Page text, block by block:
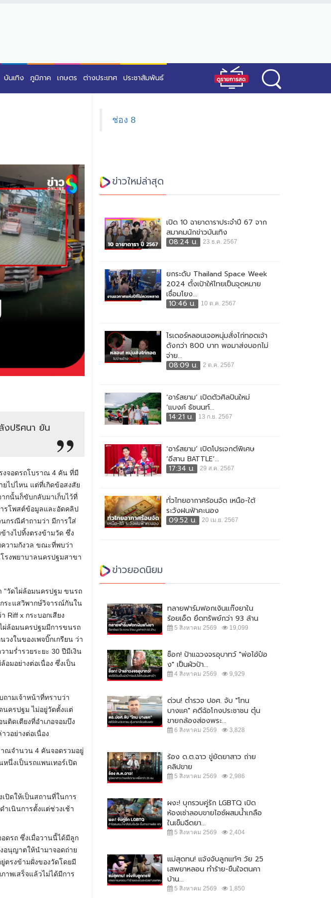
บันเทิง ภูมิภาค เกษตร ต่างประเทศ ประชาสัมพันธ์
งปริศนา ยัน
งจอดรถโบราณ 4 คัน ที่มี
ไปไหน แต่ที่เกิดข้อสงสัย
กนั้นก็ขับกลับมาเก็บไว้ที่
รโพสต์ข้อมูลและอัดคลิป
กรณีคำถามว่า มีการใส่
างไปทิ้งตรงข้ามวัด ซึ่ง
วามกังวล ขณะที่พบว่า
รงพยาบาลนครปฐมสาขา
"วัดไผ่ล้อมนครปฐม ขนรถ
ระแสวิพากษ์วิจารณ์กันใน
Riff x กระบอกเสียง
ผ่ล้อมนครปฐมมีการขนรถ
งในของเพจบิ๊กเกรียน ว่า
มร่ำรวยระยะ 30 ปีมีเงิน
มอย่างต่อเนื่อง ซึ่งเป็น
ามเจ้าหน้าที่ทราบว่า
นครปฐม ไม่อยู่วัดตั้งแต่
ติดเตียงที่อำเภอจอมบึง
วอย่างต่อเนื่อง
ณจำนวน 4 คันจอดรวมอยู่
นึ่งเป็นรถแพนเทอร์เปิด
ปิดให้เป็นสถานที่ในการ
ำเนินการตั้งแต่ช่วงเช้า
ดรถ ซึ่งเมื่อวานนี้ได้มีลูก
อนุญาตให้นำมาจอดถ่าย
ตรงข้ามฝั่งของวัดโดยมี
าพเสร็จแล้วไม่ได้มีการ
ช่อง 8
ข่าวใหม่ล่าสุด
เปิด 10 ฉายาดาราประจำปี 67 จาก
สมาคมนักข่าวบันเทิง
08:24 น.
23 ธ.ค. 2567
ยกระดับ Thailand Space Week
2024 ตั้งเป้าให้ไทยเป็นจุดหมาย
เชื่อมโยง...
10:46 น.
10 ต.ค. 2567
ไรเดอร์หลอนเจอหนุ่มสั่งไก่ทอดเจ้า
ดังกว่า 800 บาท พอมาส่งบอกไม่
จ่าย...
08:09 น.
2 ต.ค. 2567
‘อาร์สยาม’ เปิดตัวศิลปินใหม่
‘แบงค์ ธัชนนท์...
14:21 น.
13 ก.ย. 2567
‘อาร์สยาม’ เปิดโปรเจกต์พิเศษ
‘อีสาน BATTLE’...
17:34 น.
29 ส.ค. 2567
ทั่วไทยอากาศร้อนจัด เหนือ-ใต้
ระวังฝนฟ้าคะนอง
09:52 น.
20 เม.ย. 2567
ข่าวยอดนิยม
ทลายฟาร์มฟอกเงินแก๊งยาใน
ร้อยเอ็ด ยึดทรัพย์กว่า 93 ล้าน
5 สิงหาคม 2569 19,099
ช็อก! ป้าแฉวงจรอุบาทว์ "พ่อไอ้ป๋อ
ง" เป็นผัวป้า...
4 สิงหาคม 2569 9,929
ด่วน! ตำรวจ ปอศ. จับ "โทน
บางแค" คดีฉ้อโกงประชาชน ตุ๋น
ขายกล้องส่องพระ...
6 สิงหาคม 2569 3,828
ร้อง ด.ต.ฉาว ขู่ยัดยาสาว ถ่าย
คลิปขาย
5 สิงหาคม 2569 2,986
ผงะ! บุกรวบคู่รัก LGBTQ เปิด
ห้องเช่าลอบขายไอซ์ผสมน้ำเกลือ
ในเข็มฉีดยา...
5 สิงหาคม 2569 2,404
แม่สุดทน! แจ้งจับลูกแท้ๆ วัย 25
เสพยาหลอน ทำร้าย-ขืนใจตนคา
บ้าน...
5 สิงหาคม 2569 1,850